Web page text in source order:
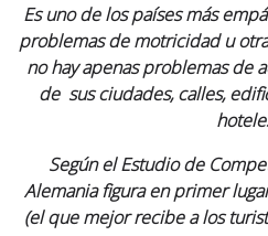
Es uno de los países más
problemas de motricidad u
no hay apenas problemas de
de sus ciudades, calles,
Según el Estudio de
Alemania figura en primer
(el que mejor recibe a los